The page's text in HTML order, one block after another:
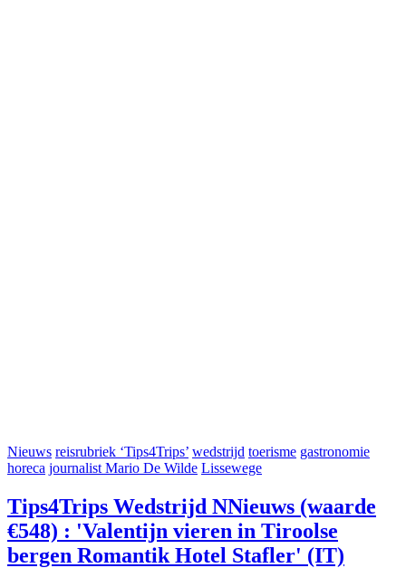
Nieuws reisrubriek ‘Tips4Trips’ wedstrijd toerisme gastronomie
horeca journalist Mario De Wilde Lissewege
Tips4Trips Wedstrijd NNieuws (waarde
€548) : 'Valentijn vieren in Tiroolse
bergen Romantik Hotel Stafler' (IT)